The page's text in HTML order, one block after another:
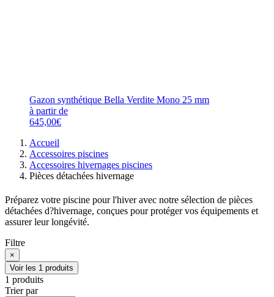
Gazon synthétique Bella Verdite Mono 25 mm
à partir de
645,00€
Accueil
Accessoires piscines
Accessoires hivernages piscines
Pièces détachées hivernage
Préparez votre piscine pour l'hiver avec notre sélection de pièces
détachées d?hivernage, conçues pour protéger vos équipements et
assurer leur longévité.
Filtre
×
Voir les 1 produits
1 produits
Trier par